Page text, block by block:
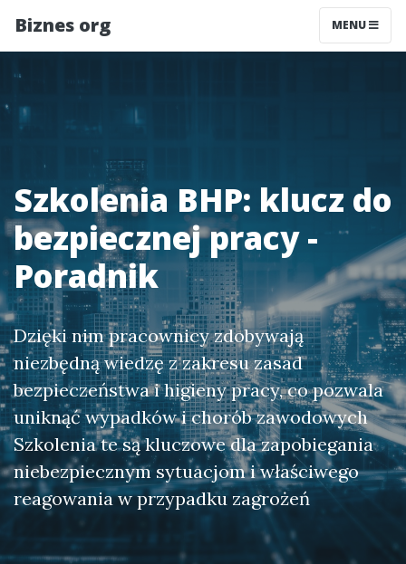
Biznes org MENU
Szkolenia BHP: klucz do
bezpiecznej pracy -
Poradnik
Dzięki nim pracownicy zdobywają
niezbędną wiedzę z zakresu zasad
bezpieczeństwa i higieny pracy, co pozwala
uniknąć wypadków i chorób zawodowych
Szkolenia te są kluczowe dla zapobiegania
niebezpiecznym sytuacjom i właściwego
reagowania w przypadku zagrożeń